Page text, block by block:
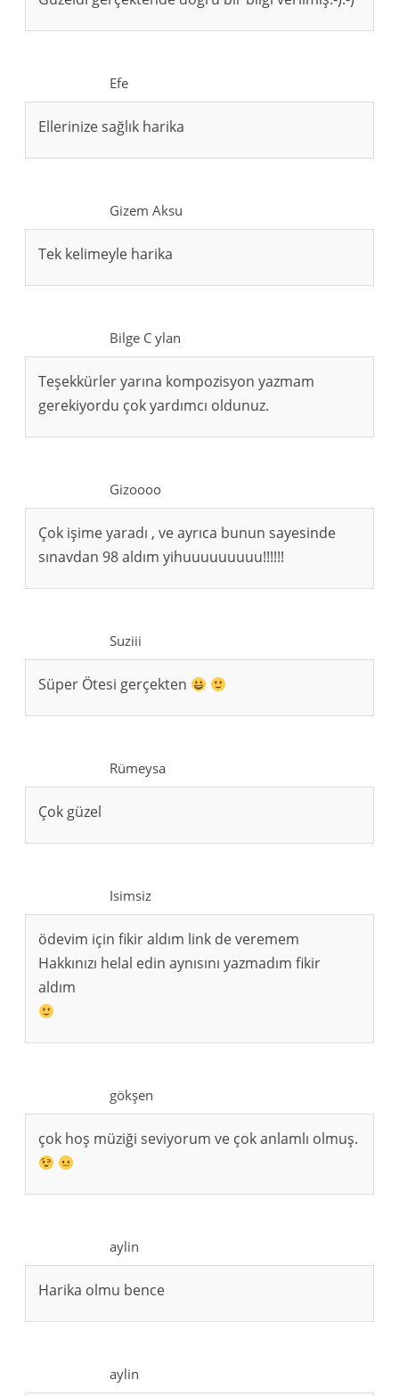
Efe
Ellerinize sağlık harika
Gizem Aksu
Tek kelimeyle harika
Bilge C ylan
Teşekkürler yarına kompozisyon yazmam
gerekiyordu çok yardımcı oldunuz.
Gizoooo
Çok işime yaradı , ve ayrıca bunun sayesinde
sınavdan 98 aldım yihuuuuuuuuu!!!!!!
Suziii
Süper Ötesi gerçekten
Rümeysa
Çok güzel
Isimsiz
ödevim için fikir aldım link de veremem
Hakkınızı helal edin aynısını yazmadım fikir
aldım
gökşen
çok hoş müziği seviyorum ve çok anlamlı olmuş.
aylin
Harika olmu bence
aylin